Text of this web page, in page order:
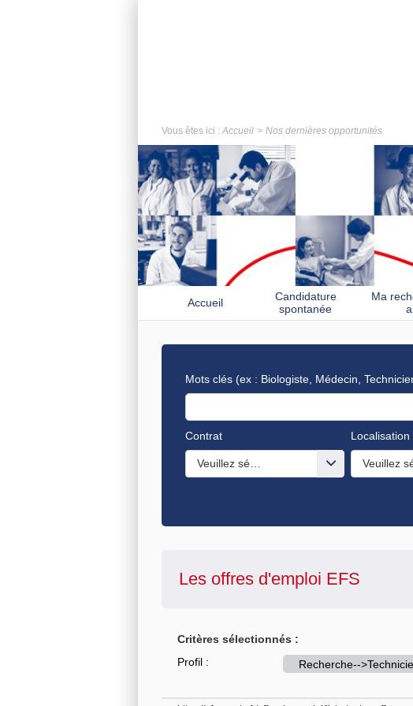
Vous êtes ici : Accueil Nos dernières opportunités
Accueil
Candidature
spontanée
Ma
Mots clés (ex : Biologiste, Médecin,
Contrat
Veuillez sélectionner une ou des valeurs
Veuillez
Les offres d'emploi EFS
Critères sélectionnés :
Profil :
Recherche--